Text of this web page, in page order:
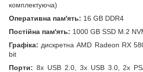
комплектуюча)
Оперативна пам'ять: 16 GB DDR4
Постійна пам'ять: 1000 GB SSD M.2
Графіка: дискретна AMD Radeon RX
bit
Порти: 8x USB 2.0, 3x USB 3.0, 2x